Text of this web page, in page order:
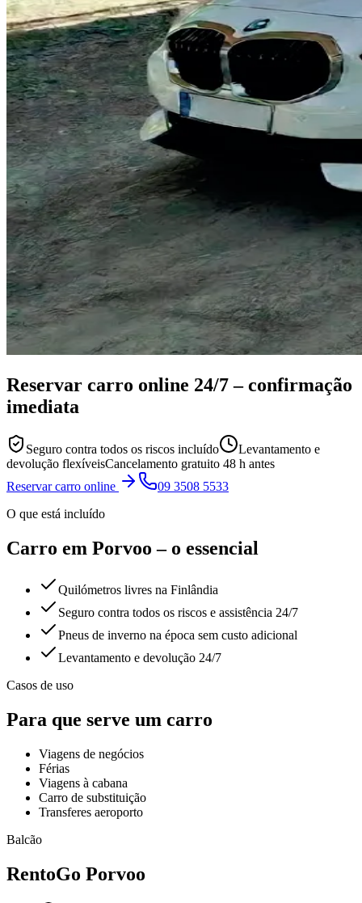
Reservar carro online 24/7– confirmação
imediata
Seguro contra todos os riscos incluído
Levantamento e
devolução flexíveisCancelamento gratuito 48 h antes
Reservar carro online
09 3508 5533
O que está incluído
Carro em Porvoo – o essencial
Quilómetros livres na Finlândia
Seguro contra todos os riscos e assistência 24/7
Pneus de inverno na época sem custo adicional
Levantamento e devolução 24/7
Casos de uso
Para que serve um carro
Viagens de negócios
Férias
Viagens à cabana
Carro de substituição
Transferes aeroporto
Balcão
RentoGo Porvoo